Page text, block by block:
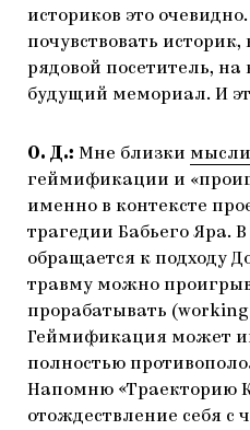
историков это
почувствовать историк,
рядовой посетитель, на
будущий мемориал. И
О. Д.: Мне близки
геймификации и
именно в контексте
трагедии Бабьего Яра.
обращается к подходу
травму можно
прорабатывать
Геймификация может
полностью
Напомню «Траекторию
отождествление себя с